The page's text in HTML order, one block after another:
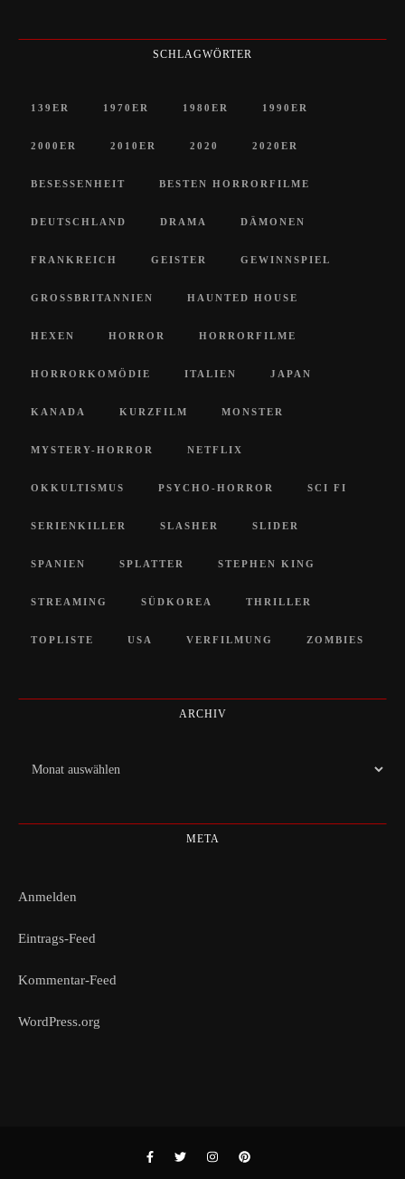
SCHLAGWÖRTER
139ER 1970ER 1980ER 1990ER
2000ER 2010ER 2020 2020ER
BESESSENHEIT BESTEN HORRORFILME
DEUTSCHLAND DRAMA DÄMONEN
FRANKREICH GEISTER GEWINNSPIEL
GROSSBRITANNIEN HAUNTED HOUSE
HEXEN HORROR HORRORFILME
HORRORKOMÖDIE ITALIEN JAPAN
KANADA KURZFILM MONSTER
MYSTERY-HORROR NETFLIX
OKKULTISMUS PSYCHO-HORROR SCI FI
SERIENKILLER SLASHER SLIDER
SPANIEN SPLATTER STEPHEN KING
STREAMING SÜDKOREA THRILLER
TOPLISTE USA VERFILMUNG ZOMBIES
ARCHIV
Archiv
META
Anmelden
Eintrags-Feed
Kommentar-Feed
WordPress.org